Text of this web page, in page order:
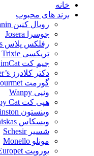
خانه
برند های محبوب
رویال کنین Royal Canin
جوسرا Josera
رفلکس پلاس Reflex Plus
تریکسی Trixie
جیم کت GimCat
دکتر کلادرز Dr.Clauder’s
گورمت Gourmet
ونپی Wanpy
هپی کت Happy Cat
وینستون Winston
ویسکاس Whiskas
شسیر Schesir
مونلو Monello
یوروپت Europet